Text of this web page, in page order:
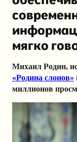
мягко
Михаил Родин,
«Родина слонов»
миллионов